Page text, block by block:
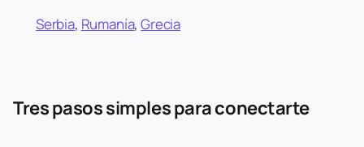
Serbia, Rumanía,Grecia
Tres pasos simples para conectarte